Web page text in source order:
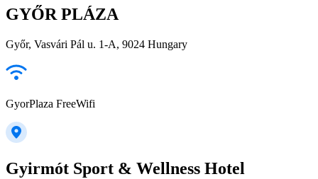
GYŐR PLÁZA
Győr, Vasvári Pál u. 1-A, 9024 Hungary
GyorPlaza FreeWifi
Gyirmót Sport & Wellness Hotel